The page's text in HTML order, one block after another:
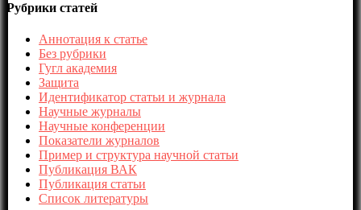
Рубрики статей
Аннотация к статье
Без рубрики
Гугл академия
Защита
Идентификатор статьи и журнала
Научные журналы
Научные конференции
Показатели журналов
Пример и структура научной статьи
Публикация ВАК
Публикация статьи
Список литературы